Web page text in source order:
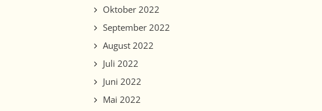
Oktober 2022
September 2022
August 2022
Juli 2022
Juni 2022
Mai 2022